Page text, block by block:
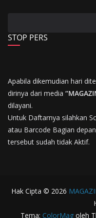
STOP PERS
Apabila dikemudian hari
dirinya dari media
dilayani.
Untuk Daftarnya silahkan
atau Barcode Bagian
tersebut sudah tidak Aktif.
Hak Cipta © 2026
Tema: ColorMag oleh